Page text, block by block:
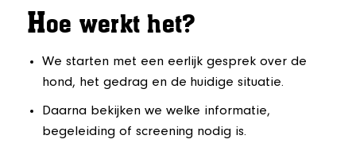
Hoe werkt het?
We starten met een eerlijk gesprek over de
hond, het gedrag en de huidige situatie.
Daarna bekijken we welke informatie,
begeleiding of screening nodig is.